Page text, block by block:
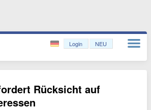
Login NEU
Rücksicht auf